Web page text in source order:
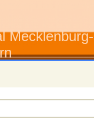
Mecklenburg-